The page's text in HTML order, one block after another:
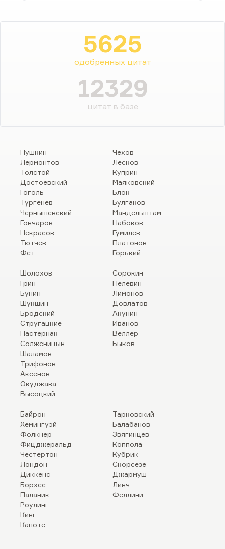
5625
одобренных цитат
12329
цитат в базе
Пушкин
Лермонтов
Толстой
Достоевский
Гоголь
Тургенев
Чернышевский
Гончаров
Некрасов
Тютчев
Фет
Чехов
Лесков
Куприн
Маяковский
Блок
Булгаков
Мандельштам
Набоков
Гумилев
Платонов
Горький
Шолохов
Грин
Бунин
Шукшин
Бродский
Стругацкие
Пастернак
Солженицын
Шаламов
Трифонов
Аксенов
Окуджава
Высоцкий
Сорокин
Пелевин
Лимонов
Довлатов
Акунин
Иванов
Веллер
Быков
Байрон
Хемингуэй
Фолкнер
Фицджеральд
Честертон
Лондон
Диккенс
Борхес
Паланик
Роулинг
Кинг
Капоте
Тарковский
Балабанов
Звягинцев
Коппола
Кубрик
Скорсезе
Джармуш
Линч
Феллини